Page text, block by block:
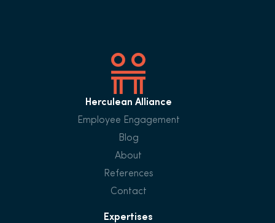
Herculean Alliance
Employee Engagement
Blog
About
References
Contact
Expertises